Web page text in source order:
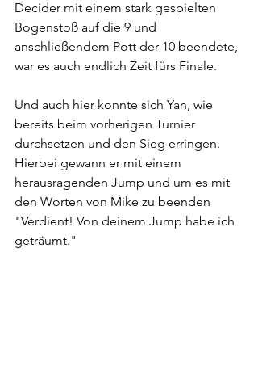
Decider mit einem stark gespielten
Bogenstoß auf die 9 und
anschließendem Pott der 10 beendete,
war es auch endlich Zeit fürs Finale.
Und auch hier konnte sich Yan, wie
bereits beim vorherigen Turnier
durchsetzen und den Sieg erringen.
Hierbei gewann er mit einem
herausragenden Jump und um es mit
den Worten von Mike zu beenden
"Verdient! Von deinem Jump habe ich
geträumt."